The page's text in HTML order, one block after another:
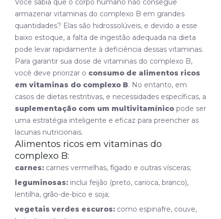
Você sabia que o corpo humano não consegue
armazenar vitaminas do complexo B em grandes
quantidades? Elas são hidrossolúveis, e devido a esse
baixo estoque, a falta de ingestão adequada na dieta
pode levar rapidamente à deficiência dessas vitaminas.
Para garantir sua dose de vitaminas do complexo B,
você deve priorizar o consumo de alimentos ricos
em vitaminas do complexo B. No entanto, em
casos de dietas restritivas, e necessidades específicas, a
suplementação com um multivitamínico pode ser
uma estratégia inteligente e eficaz para preencher as
lacunas nutricionais.
Alimentos ricos em vitaminas do
complexo B:
carnes: carnes vermelhas, fígado e outras vísceras;
leguminosas: inclui feijão (preto, carioca, branco),
lentilha, grão-de-bico e soja;
vegetais verdes escuros: como espinafre, couve,